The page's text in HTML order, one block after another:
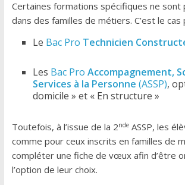
Certaines formations spécifiques ne sont
dans des familles de métiers. C’est le cas
Le Bac Pro Technicien
Les Bac Pro Accompagnement,
Services à la Personne (ASSP),
domicile » et « En structure »
Toutefois, à l’issue de la 2ndeASSP, les
comme pour ceux inscrits en familles de
compléter une fiche de vœux afin d’être
l’option de leur choix.